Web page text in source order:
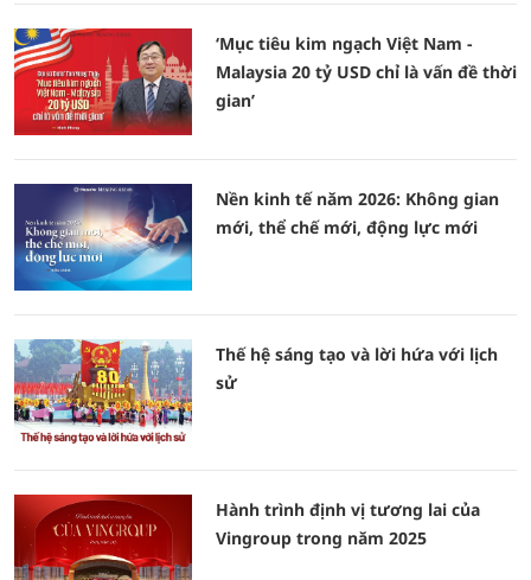
‘Mục tiêu kim ngạch Việt Nam -
Malaysia 20 tỷ USD chỉ là vấn đề thời
gian’
Nền kinh tế năm 2026: Không gian
mới, thể chế mới, động lực mới
Thế hệ sáng tạo và lời hứa với lịch
sử
Hành trình định vị tương lai của
Vingroup trong năm 2025